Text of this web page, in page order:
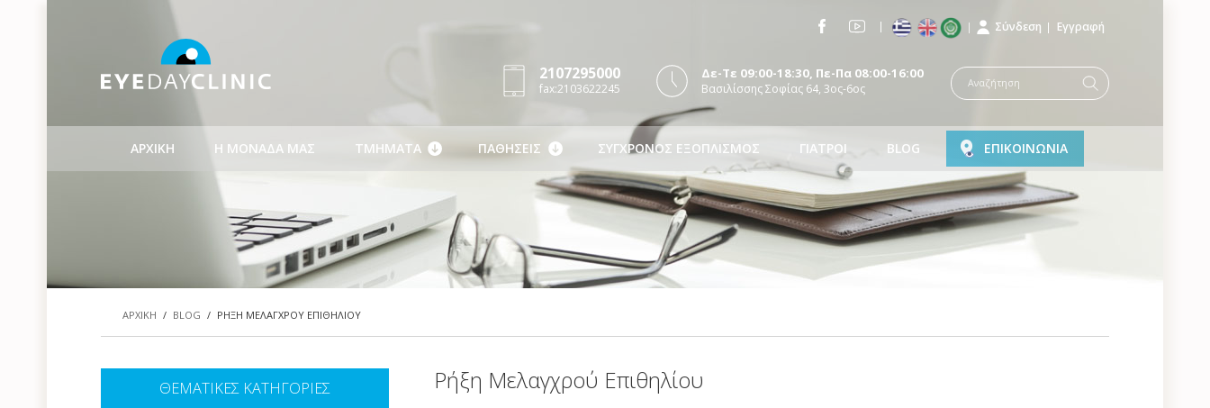
Εγγραφή
Σύνδεση
Δε-Τε 09:00-18:30, Πε-Πα 08:00-16:00
Βασιλίσσης Σοφίας 64, 3ος-6ος
2107295000
fax:2103622245
ΑΡΧΙΚΗ Η ΜΟΝΑΔΑ ΜΑΣ ΤΜΗΜΑΤΑ ΠΑΘΗΣΕΙΣ ΣΥΓΧΡΟΝΟΣ ΕΞΟΠΛΙΣΜΟΣ ΓΙΑΤΡΟΙ BLOG ΕΠΙΚΟΙΝΩΝΙΑ
ΑΡΧΙΚΗ / BLOG / ΡΗΞΗ ΜΕΛΑΓΧΡΟΥ ΕΠΙΘΗΛΙΟΥ
ΘΕΜΑΤΙΚΕΣ ΚΑΤΗΓΟΡΙΕΣ Ρήξη Μελαγχρού Επιθηλίου